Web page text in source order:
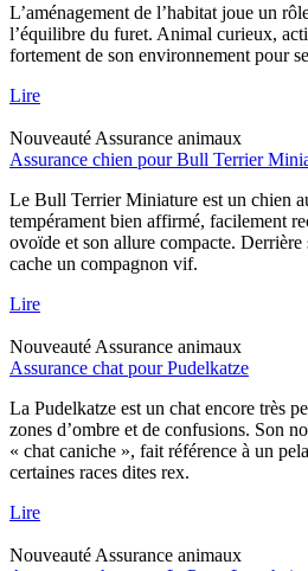
L’aménagement de l’habitat joue un
l’équilibre du furet. Animal curieux,
fortement de son environnement pour
Lire
Nouveauté Assurance animaux
Assurance chien pour Bull Terrier
Le Bull Terrier Miniature est un chien
tempérament bien affirmé, facilement
ovoïde et son allure compacte. Derrière
cache un compagnon vif.
Lire
Nouveauté Assurance animaux
Assurance chat pour Pudelkatze
La Pudelkatze est un chat encore très
zones d’ombre et de confusions. Son
« chat caniche », fait référence à un
certaines races dites rex.
Lire
Nouveauté Assurance animaux